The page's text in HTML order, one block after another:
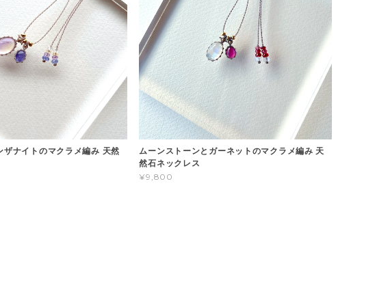
ザナイトのマクラメ編み 天然
ムーンストーンとガーネットのマクラメ編み 天
然石ネックレス
¥9,800